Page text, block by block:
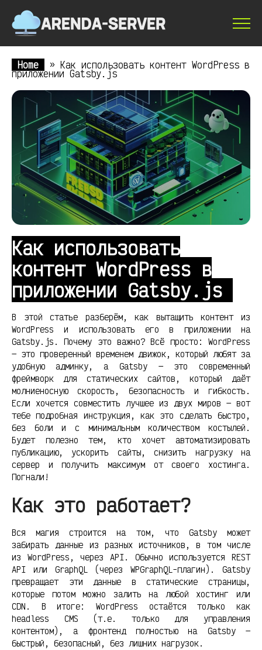
Home » Как использовать контент WordPress в
приложении Gatsby.js
Как использовать
контент WordPress в
приложении Gatsby.js
В этой статье разберём, как вытащить контент из
WordPress и использовать его в приложении на
Gatsby.js. Почему это важно? Всё просто: WordPress
— это проверенный временем движок, который любят за
удобную админку, а Gatsby — это современный
фреймворк для статических сайтов, который даёт
молниеносную скорость, безопасность и гибкость.
Если хочется совместить лучшее из двух миров — вот
тебе подробная инструкция, как это сделать быстро,
без боли и с минимальным количеством костылей.
Будет полезно тем, кто хочет автоматизировать
публикацию, ускорить сайты, снизить нагрузку на
сервер и получить максимум от своего хостинга.
Погнали!
Как это работает?
Вся магия строится на том, что Gatsby может
забирать данные из разных источников, в том числе
из WordPress, через API. Обычно используется REST
API или GraphQL (через WPGraphQL-плагин). Gatsby
превращает эти данные в статические страницы,
которые потом можно залить на любой хостинг или
CDN. В итоге: WordPress остаётся только как
headless CMS (т.е. только для управления
контентом), а фронтенд полностью на Gatsby —
быстрый, безопасный, без лишних нагрузок.